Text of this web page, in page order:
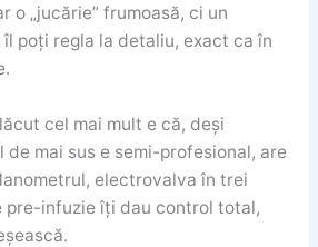
o „jucărie” frumoasă, ci un
poți regla la detaliu, exact ca în
cel mai mult e că, deși
de mai sus e semi-profesional, are
electrovalva în trei
infuzie îți dau control total,